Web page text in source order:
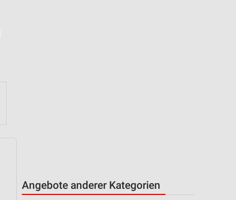
Angebote anderer Kategorien